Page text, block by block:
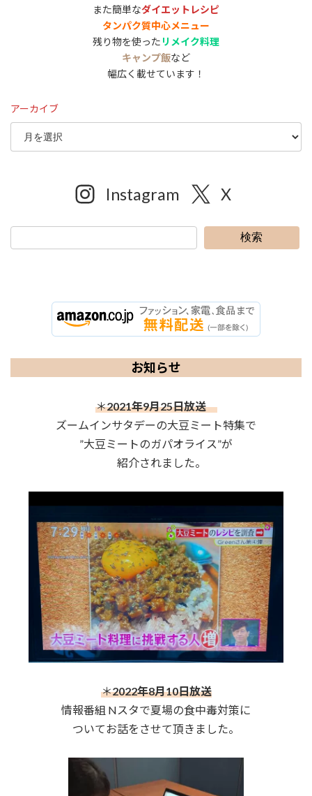
また簡単なダイエットレシピ
タンパク質中心メニュー
残り物を使った リメイク料理
キャンプ飯など
幅広く載せています！
アーカイブ
Instagram X
検索
お知らせ
＊2021年9月25日放送
ズームインサタデーの大豆ミート特集で
”大豆ミートのガパオライス”が
紹介されました。
＊2022年8月10日放送
情報番組 Nスタで夏場の食中毒対策に
ついてお話をさせて頂きました。